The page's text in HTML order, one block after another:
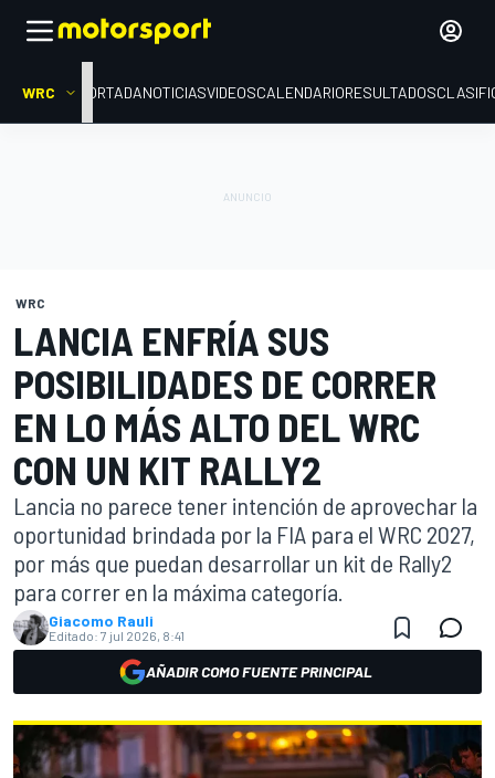
WRC PORTADANOTICIASVIDEOSCALENDARIORESULTADOS
WRC
LANCIA ENFRÍA SUS
POSIBILIDADES DE CORRER
EN LO MÁS ALTO DEL WRC
CON UN KIT RALLY2
Lancia no parece tener intención de aprovechar la
oportunidad brindada por la FIA para el WRC 2027,
por más que puedan desarrollar un kit de Rally2
para correr en la máxima categoría.
Giacomo Rauli
Editado: 7 jul 2026, 8:41
AÑADIR COMO FUENTE PRINCIPAL